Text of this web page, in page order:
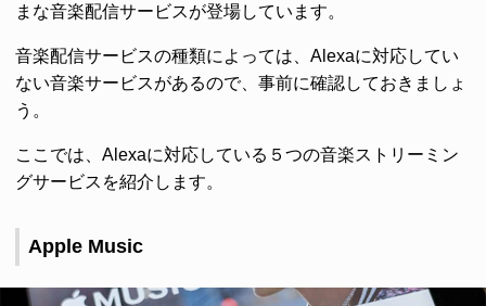
まな音楽配信サービスが登場しています。
音楽配信サービスの種類によっては、Alexaに対応してい
ない音楽サービスがあるので、事前に確認しておきましょ
う。
ここでは、Alexaに対応している５つの音楽ストリーミン
グサービスを紹介します。
Apple Music